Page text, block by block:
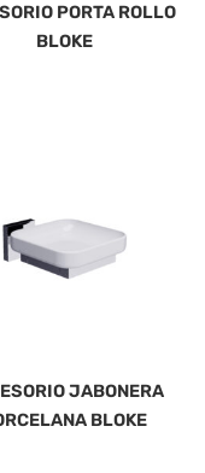
PORTA ROLLO
BLOKE
JABONERA
BLOKE